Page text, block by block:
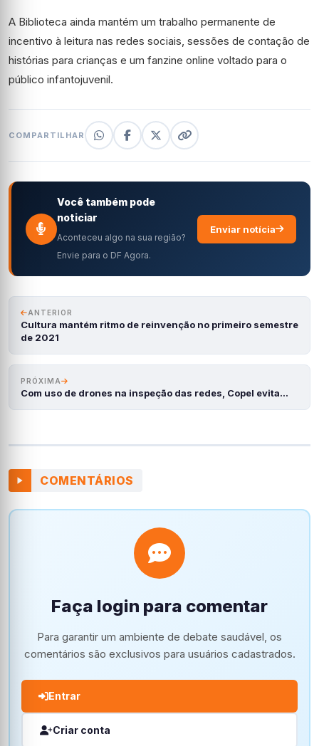
A Biblioteca ainda mantém um trabalho permanente de
incentivo à leitura nas redes sociais, sessões de contação de
histórias para crianças e um fanzine online voltado para o
público infantojuvenil.
COMPARTILHAR
Você também pode
noticiar
Aconteceu algo na sua região?
Envie para o DF Agora.
Enviar notícia
ANTERIOR
Cultura mantém ritmo de reinvenção no primeiro semestre
de 2021
PRÓXIMA
Com uso de drones na inspeção das redes, Copel evita…
COMENTÁRIOS
Faça login para comentar
Para garantir um ambiente de debate saudável, os
comentários são exclusivos para usuários cadastrados.
Entrar
Criar conta